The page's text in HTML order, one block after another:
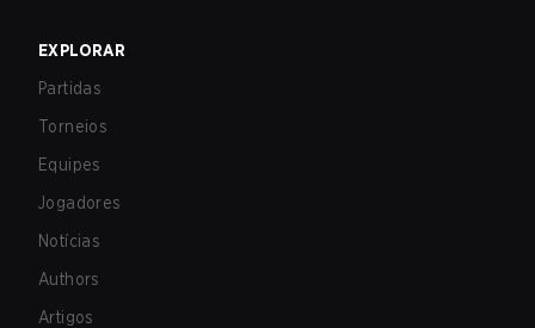
EXPLORAR
Partidas
Torneios
Equipes
Jogadores
Notícias
Authors
Artigos